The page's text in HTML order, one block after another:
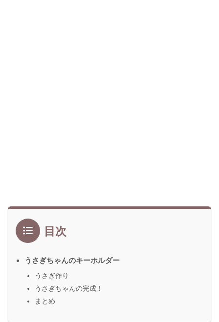
目次
うさぎちゃんのキーホルダー
うさぎ作り
うさぎちゃんの完成！
まとめ